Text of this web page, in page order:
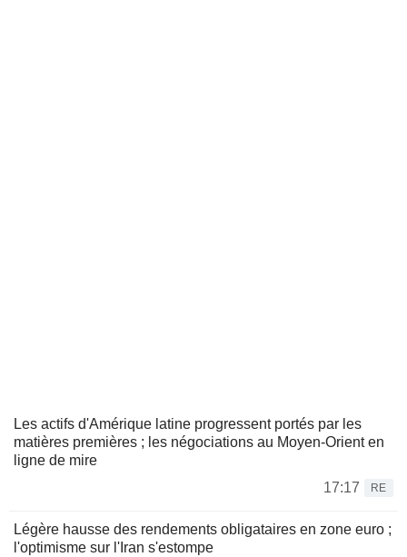
Les actifs d'Amérique latine progressent portés par les
matières premières ; les négociations au Moyen-Orient en
ligne de mire
17:17
RE
Légère hausse des rendements obligataires en zone euro ;
l'optimisme sur l'Iran s'estompe